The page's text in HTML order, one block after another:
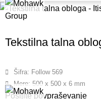
Tekstilna talna
Šifra: Follow 569
Mere: 500 x 500 x 6 mm
Pošljite povpraševanje